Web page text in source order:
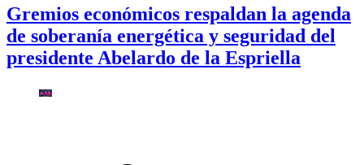
Gremios económicos respaldan la agenda
de soberanía energética y seguridad del
presidente Abelardo de la Espriella